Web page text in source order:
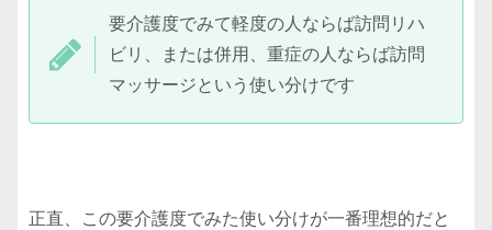
要介護度でみて軽度の人ならば訪問リハ
ビリ、または併用、重症の人ならば訪問
マッサージという使い分けです
正直、この要介護度でみた使い分けが一番理想的だと